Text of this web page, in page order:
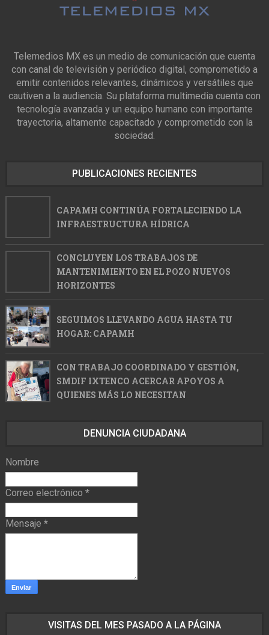
Telemedios MX es un medio de comunicación que cuenta
con canal de televisión y periódico digital, comprometido a
emitir contenidos relevantes, dinámicos y versátiles que
cautiven a la audiencia. Su plataforma multimedia cuenta con
tecnología avanzada y un equipo humano con importante
trayectoria, altamente capacitado y comprometido con la
sociedad.
PUBLICACIONES RECIENTES
CAPAMH CONTINÚA FORTALECIENDO LA
INFRAESTRUCTURA HÍDRICA
CONCLUYEN LOS TRABAJOS DE
MANTENIMIENTO EN EL POZO NUEVOS
HORIZONTES
SEGUIMOS LLEVANDO AGUA HASTA TU
HOGAR: CAPAMH
CON TRABAJO COORDINADO Y GESTIÓN,
SMDIF IXTENCO ACERCAR APOYOS A
QUIENES MÁS LO NECESITAN
DENUNCIA CIUDADANA
Nombre
Correo electrónico *
Mensaje *
VISITAS DEL MES PASADO A LA PÁGINA